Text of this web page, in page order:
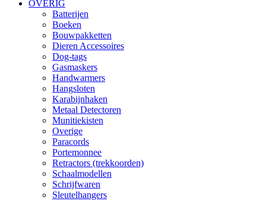
OVERIG
Batterijen
Boeken
Bouwpakketten
Dieren Accessoires
Dog-tags
Gasmaskers
Handwarmers
Hangsloten
Karabijnhaken
Metaal Detectoren
Munitiekisten
Overige
Paracords
Portemonnee
Retractors (trekkoorden)
Schaalmodellen
Schrijfwaren
Sleutelhangers